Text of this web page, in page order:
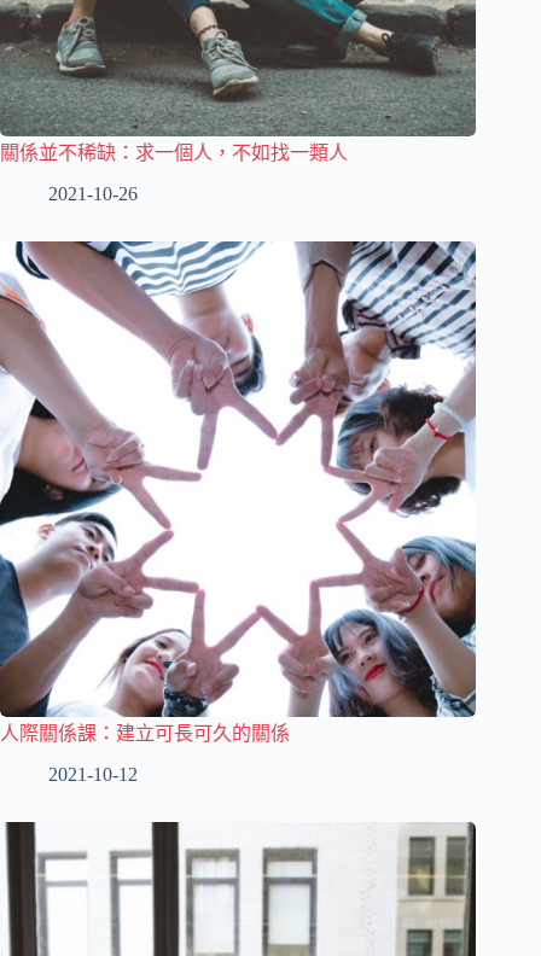
關係並不稀缺：求一個人，不如找一類人
2021-10-26
人際關係課：建立可長可久的關係
2021-10-12